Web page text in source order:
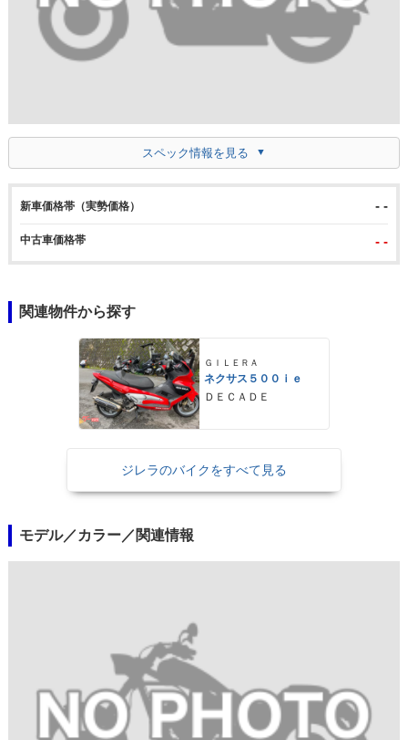
スペック情報を見る
新車価格帯（実勢価格） - -
中古車価格帯 - -
関連物件から探す
ＧＩＬＥＲＡ
ネクサス５００ｉｅ
ＤＥＣＡＤＥ
ジレラのバイクをすべて見る
モデル／カラー／関連情報